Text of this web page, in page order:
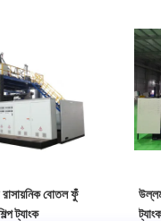
বোতল ফুঁ
ট্যাংক